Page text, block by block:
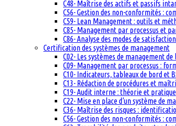
C48- Maîtrise des actifs et passifs
C56- Gestion des non-conformités :
C59- Lean Management : outils et
C85- Management par processus et
C86- Analyse des modes de
Certification des systèmes de management
C02- Les systèmes de management
C09- Management par processus :
C10- Indicateurs, tableaux de bord et
C13- Rédaction de procédures et
C19- Audit interne : théorie et pratique
C22- Mise en place d’un système de
C36- Maîtrise des risques :
C56- Gestion des non-conformités :